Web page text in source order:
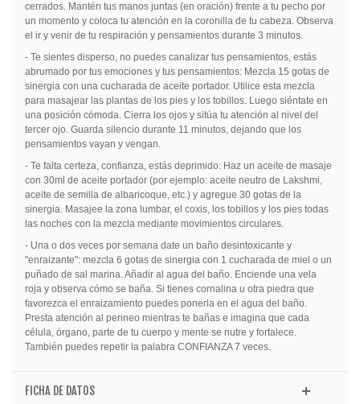
cerrados. Mantén tus manos juntas (en oración) frente a tu pecho por
un momento y coloca tu atención en la coronilla de tu cabeza. Observa
el ir y venir de tu respiración y pensamientos durante 3 minutos.
- Te sientes disperso, no puedes canalizar tus pensamientos, estás
abrumado por tus emociones y tus pensamientos: Mezcla 15 gotas de
sinergia con una cucharada de aceite portador. Utilice esta mezcla
para masajear las plantas de los pies y los tobillos. Luego siéntate en
una posición cómoda. Cierra los ojos y sitúa tu atención al nivel del
tercer ojo. Guarda silencio durante 11 minutos, dejando que los
pensamientos vayan y vengan.
- Te falta certeza, confianza, estás deprimido: Haz un aceite de masaje
con 30ml de aceite portador (por ejemplo: aceite neutro de Lakshmi,
aceite de semilla de albaricoque, etc.) y agregue 30 gotas de la
sinergia. Masajee la zona lumbar, el coxis, los tobillos y los pies todas
las noches con la mezcla mediante movimientos circulares.
- Una o dos veces por semana date un baño desintoxicante y
"enraizante": mezcla 6 gotas de sinergia con 1 cucharada de miel o un
puñado de sal marina. Añadir al agua del baño. Enciende una vela
roja y observa cómo se baña. Si tienes cornalina u otra piedra que
favorezca el enraizamiento puedes ponerla en el agua del baño.
Presta atención al perineo mientras te bañas e imagina que cada
célula, órgano, parte de tu cuerpo y mente se nutre y fortalece.
También puedes repetir la palabra CONFIANZA 7 veces.
FICHA DE DATOS